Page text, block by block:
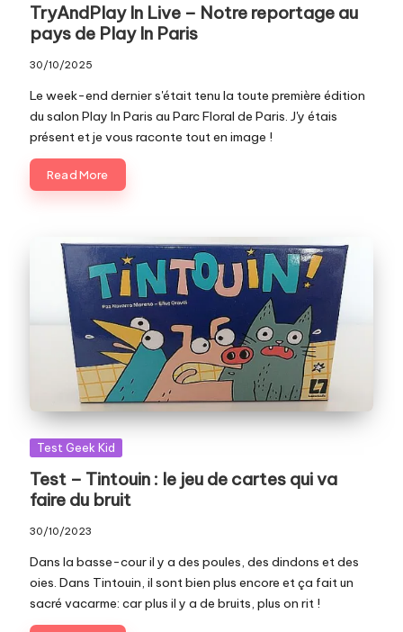
TryAndPlay In Live – Notre reportage au
pays de Play In Paris
30/10/2025
Le week-end dernier s'était tenu la toute première édition
du salon Play In Paris au Parc Floral de Paris. J'y étais
présent et je vous raconte tout en image !
Read More
Posted
Test Geek Kid
Test – Tintouin : le jeu de cartes qui va
faire du bruit
30/10/2023
Dans la basse-cour il y a des poules, des dindons et des
oies. Dans Tintouin, il sont bien plus encore et ça fait un
sacré vacarme: car plus il y a de bruits, plus on rit !